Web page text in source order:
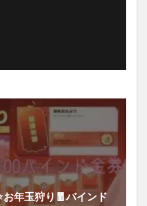
お年玉狩り🧧バインド